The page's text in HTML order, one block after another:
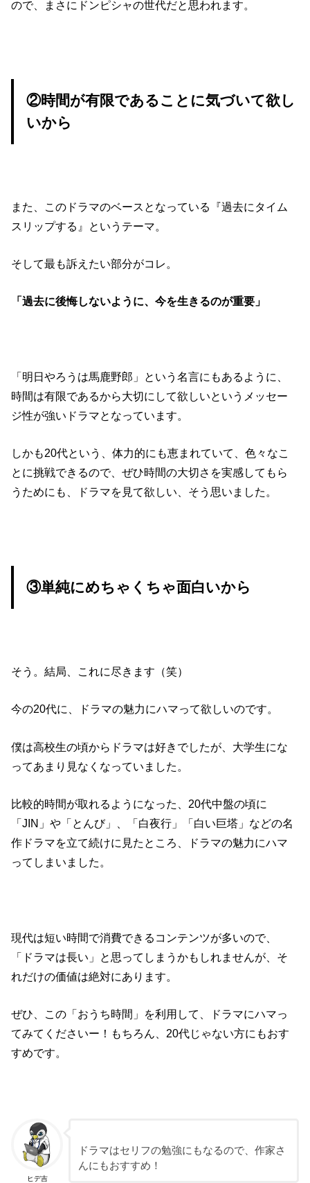
ので、まさにドンピシャの世代だと思われます。
②時間が有限であることに気づいて欲し
いから
また、このドラマのベースとなっている『過去にタイム
スリップする』というテーマ。
そして最も訴えたい部分がコレ。
「過去に後悔しないように、今を生きるのが重要」
「明日やろうは馬鹿野郎」という名言にもあるように、
時間は有限であるから大切にして欲しいというメッセー
ジ性が強いドラマとなっています。
しかも20代という、体力的にも恵まれていて、色々なこ
とに挑戦できるので、ぜひ時間の大切さを実感してもら
うためにも、ドラマを見て欲しい、そう思いました。
③単純にめちゃくちゃ面白いから
そう。結局、これに尽きます（笑）
今の20代に、ドラマの魅力にハマって欲しいのです。
僕は高校生の頃からドラマは好きでしたが、大学生にな
ってあまり見なくなっていました。
比較的時間が取れるようになった、20代中盤の頃に
「JIN」や「とんび」、「白夜行」「白い巨塔」などの名
作ドラマを立て続けに見たところ、ドラマの魅力にハマ
ってしまいました。
現代は短い時間で消費できるコンテンツが多いので、
「ドラマは長い」と思ってしまうかもしれませんが、そ
れだけの価値は絶対にあります。
ぜひ、この「おうち時間」を利用して、ドラマにハマっ
てみてくださいー！もちろん、20代じゃない方にもおす
すめです。
ヒデ吉
ドラマはセリフの勉強にもなるので、作家さ
んにもおすすめ！